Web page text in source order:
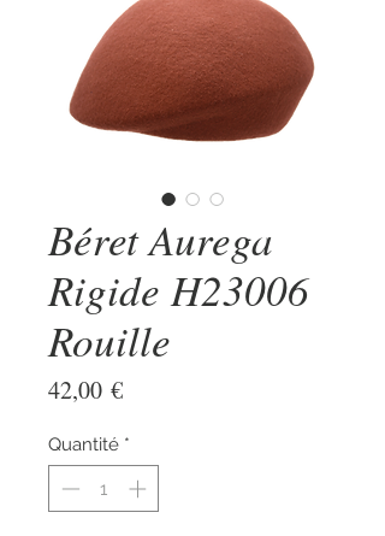
Béret Aurega
Rigide H23006
Rouille
42,00 €Prix
Quantité *